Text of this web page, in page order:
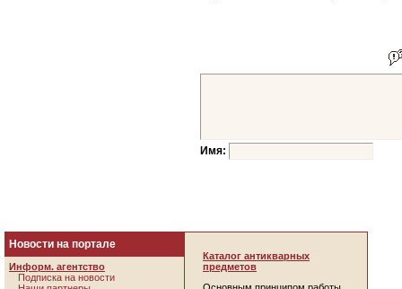
Имя:
Новости на портале
Информ. агентство
Подписка на новости
Каталог антикварных
предметов